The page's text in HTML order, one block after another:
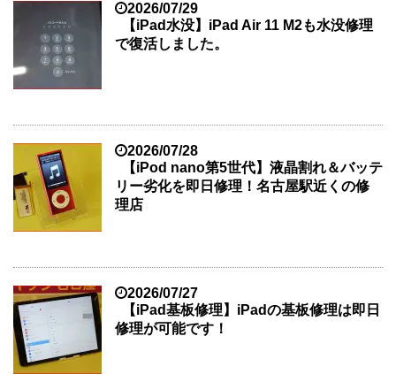
2026/07/29
【iPad水没】iPad Air 11 M2も水没修理
で復活しました。
2026/07/28
【iPod nano第5世代】液晶割れ＆バッテ
リー劣化を即日修理！名古屋駅近くの修
理店
2026/07/27
【iPad基板修理】iPadの基板修理は即日
修理が可能です！